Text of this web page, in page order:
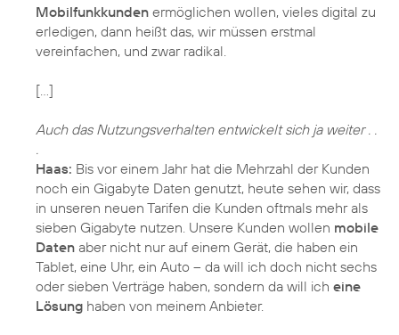
Mobilfunkkunden ermöglichen wollen, vieles digital zu
erledigen, dann heißt das, wir müssen erstmal
vereinfachen, und zwar radikal.
[…]
Auch das Nutzungsverhalten entwickelt sich ja weiter . .
.
Haas: Bis vor einem Jahr hat die Mehrzahl der Kunden
noch ein Gigabyte Daten genutzt, heute sehen wir, dass
in unseren neuen Tarifen die Kunden oftmals mehr als
sieben Gigabyte nutzen. Unsere Kunden wollen mobile
Daten aber nicht nur auf einem Gerät, die haben ein
Tablet, eine Uhr, ein Auto – da will ich doch nicht sechs
oder sieben Verträge haben, sondern da will ich eine
Lösung haben von meinem Anbieter.